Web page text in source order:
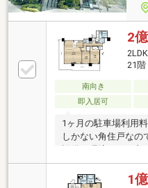
2
21
南向き
即入居可
1ヶ月の駐車場利用
しかない角住戸なの
設備・環境ともに良
ちらの物件は南向き
1